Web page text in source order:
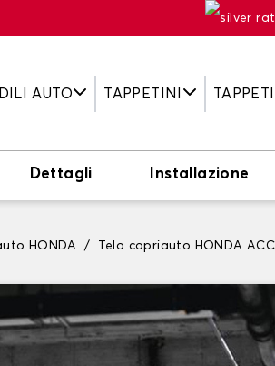
AUTO TAPPETINI
Dettagli Installazione
HONDA Telo copriauto HONDA